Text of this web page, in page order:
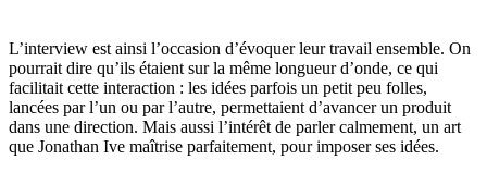
L’interview est ainsi l’occasion d’évoquer leur travail ensemble. On
pourrait dire qu’ils étaient sur la même longueur d’onde, ce qui
facilitait cette interaction : les idées parfois un petit peu folles,
lancées par l’un ou par l’autre, permettaient d’avancer un produit
dans une direction. Mais aussi l’intérêt de parler calmement, un art
que Jonathan Ive maîtrise parfaitement, pour imposer ses idées.